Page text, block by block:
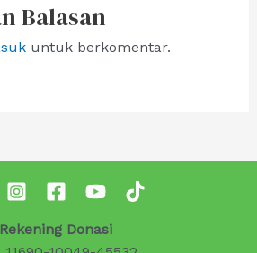
Balasan
untuk berkomentar.
Rekening Donasi